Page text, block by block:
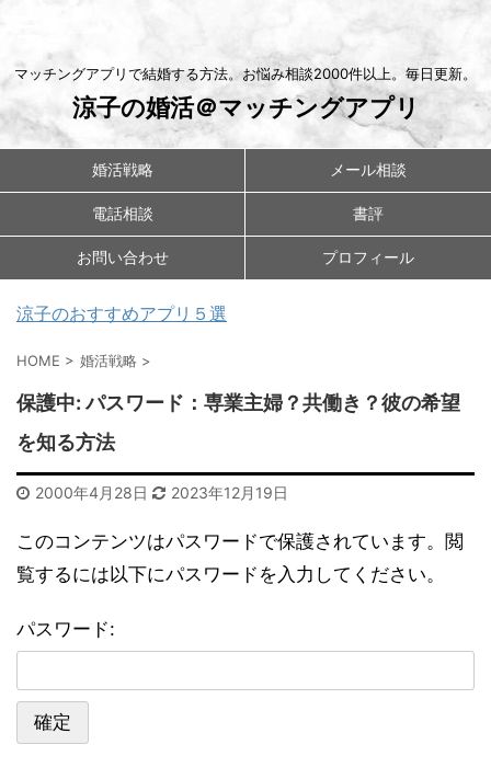
マッチングアプリで結婚する方法。お悩み相談2000件以上。毎日更新。
涼子の婚活＠マッチングアプリ
婚活戦略 メール相談
電話相談 書評
お問い合わせ プロフィール
涼子のおすすめアプリ５選
HOME > 婚活戦略 >
保護中: パスワード：専業主婦？共働き？彼の希望
を知る方法
2000年4月28日 2023年12月19日
このコンテンツはパスワードで保護されています。閲
覧するには以下にパスワードを入力してください。
パスワード: